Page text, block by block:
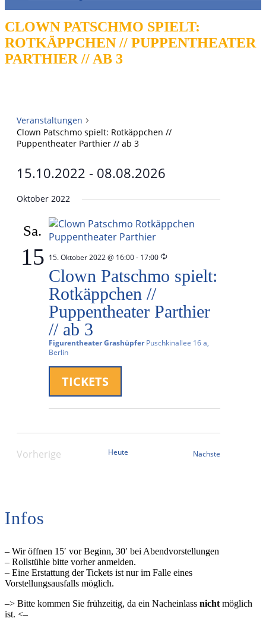
CLOWN PATSCHMO SPIELT:
ROTKÄPPCHEN // PUPPENTHEATER
PARTHIER // AB 3
Veranstaltungen
Clown Patschmo spielt: Rotkäppchen //
Puppentheater Parthier // ab 3
15.10.2022 - 08.08.2026
wählen.
Oktober 2022
Sa.
15 15. Oktober 2022 @ 16:00- 17:00 Wiederholung
Clown Patschmo spielt:
Rotkäppchen //
Puppentheater Parthier
// ab 3
Figurentheater GrashüpferPuschkinallee 16 a,
Berlin
TICKETS
Vorherige
Heute Nächste
Infos
– Wir öffnen 15′ vor Beginn, 30′ bei Abendvorstellungen
– Rollstühle bitte vorher anmelden.
– Eine Erstattung der Tickets ist nur im Falle eines
Vorstellungsausfalls möglich.
–> Bitte kommen Sie frühzeitig, da ein Nacheinlass nicht möglich
ist. <–